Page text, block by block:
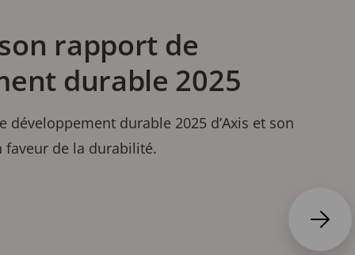
rapport de
durable 2025
développement durable 2025 d’Axis et son
faveur de la durabilité.